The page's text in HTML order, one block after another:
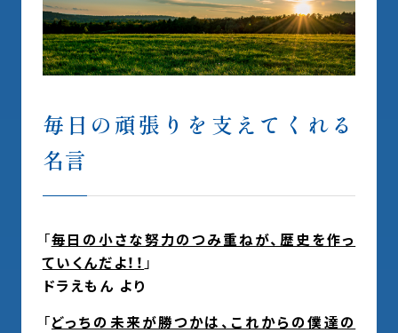
毎日の頑張りを支えてくれる
名言
「毎日の小さな努力のつみ重ねが、歴史を作っ
ていくんだよ！！ 」
ドラえもん より
「どっちの未来が勝つかは、これからの僕達の